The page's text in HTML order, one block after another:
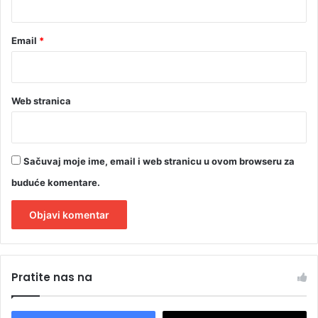
Email *
Web stranica
Sačuvaj moje ime, email i web stranicu u ovom browseru za
buduće komentare.
tPratite nas na